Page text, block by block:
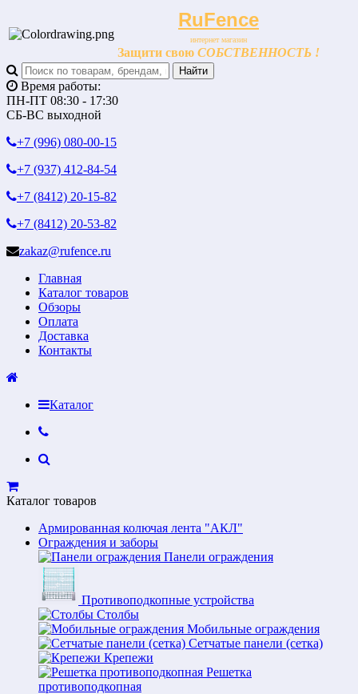
RuFence
интернет магазин
Защити свою СОБСТВЕННОСТЬ !
Время работы:
ПН-ПТ 08:30 - 17:30
СБ-ВС выходной
+7 (996) 080-00-15
+7 (937) 412-84-54
+7 (8412) 20-15-82
+7 (8412) 20-53-82
zakaz@rufence.ru
Главная
Каталог товаров
Обзоры
Оплата
Доставка
Контакты
Каталог
Каталог товаров
Армированная колючая лента "АКЛ"
Ограждения и заборы
Панели ограждения
Противоподкопные устройства
Столбы
Мобильные ограждения
Сетчатые панели (сетка)
Крепежи
Решетка
противоподкопная